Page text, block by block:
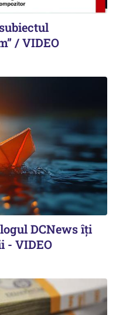
/ VIDEO
DCNews îți
- VIDEO